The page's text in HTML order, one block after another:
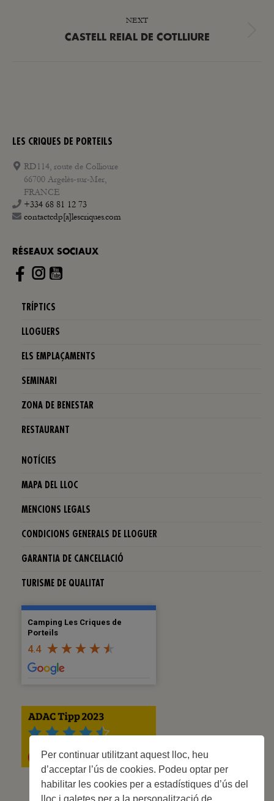
Per continuar utilitzant aquest lloc, heu
d’acceptar l’ús de cookies. Podeu optar per
habilitar les cookies per a estadístiques d’ús del
lloc i galetes per a la personalització de
NEXT
Next
CASTELL REIAL DE COTLLIURE
LES CRIQUES DE PORTEILS
RD114, route de Collioure
66700 Argelès-sur-Mer,
FRANCE
+334 68 81 12 73
contactcdp[a]lescriques.com
RÉSEAUX SOCIAUX
Instagram
TRÍPTICS
LLOGUERS
ELS EMPLAÇAMENTS
SEMINARI
ZONA DE BENESTAR
RESTAURANT
NOTÍCIES
MAPA DEL LLOC
MENCIONS LEGALS
CONDICIONS GENERALS DE LLOGUER
GARANTIA DE CANCELLACIÓ
TURISME DE QUALITAT
Camping Les Criques de
Porteils
4.4